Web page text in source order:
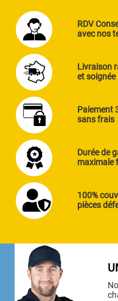
RDV
avec nos
Livraison
et soignée
Paiement
sans frais
Durée de
maximale
100%
pièces